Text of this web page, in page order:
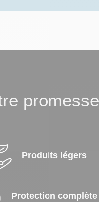
promesse
Produits légers
Protection complète